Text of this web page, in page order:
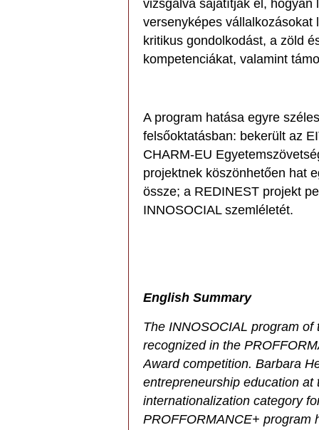
vizsgálva sajátítják el, hogyan
versenyképes vállalkozásokat
kritikus gondolkodást, a zöld
kompetenciákat, valamint
A program hatása egyre
felsőoktatásban: bekerült az
CHARM-EU
projektnek köszönhetően hat
össze; a REDINEST projekt
INNOSOCIAL szemléletét.
English Summary
The INNOSOCIAL program
recognized in the
Award competition. Barbara
entrepreneurship education
internationalization category
PROFFORMANCE+ program